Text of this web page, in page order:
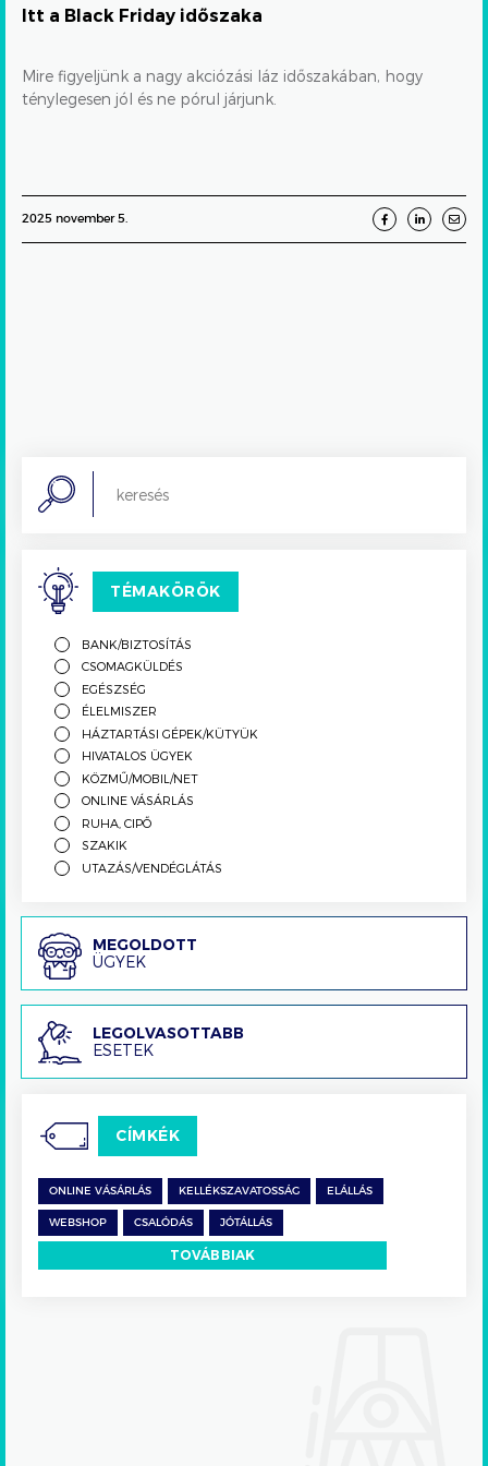
Itt a Black Friday időszaka
Mire figyeljünk a nagy akciózási láz időszakában, hogy
ténylegesen jól és ne pórul járjunk.
2025 november 5.
Search
TÉMAKÖRÖK
BANK/BIZTOSÍTÁS
CSOMAGKÜLDÉS
EGÉSZSÉG
ÉLELMISZER
HÁZTARTÁSI GÉPEK/KÜTYÜK
HIVATALOS ÜGYEK
KÖZMŰ/MOBIL/NET
ONLINE VÁSÁRLÁS
RUHA, CIPŐ
SZAKIK
UTAZÁS/VENDÉGLÁTÁS
Megoldott
ügyek
MEGOLDOTT
ÜGYEK
Legolvasottabb
esetek
LEGOLVASOTTABB
ESETEK
CÍMKÉK
ONLINE VÁSÁRLÁS KELLÉKSZAVATOSSÁG ELÁLLÁS
WEBSHOP CSALÓDÁS JÓTÁLLÁS
TOVÁBBIAK